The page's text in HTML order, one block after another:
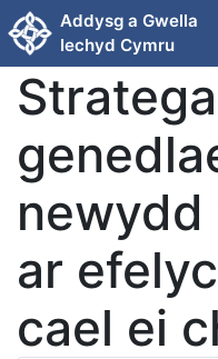
Neidio i'r prif gynnwy
Addysg a Gwella
Iechyd Cymru
newydd
ar
cael ei